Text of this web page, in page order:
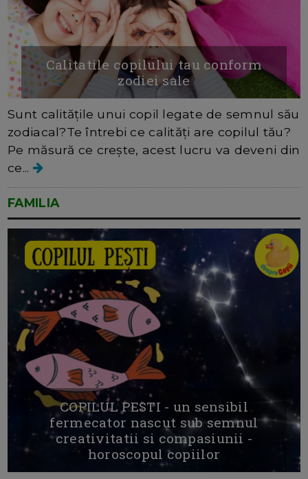
Calitatile copilului tau conform
zodiei sale
Sunt calitățile unui copil legate de semnul său
zodiacal?Te întrebi ce calități are copilul tău?
Pe măsură ce crește, acest lucru va deveni din
ce...
FAMILIA
COPILUL PESTI - un sensibil
fermecator nascut sub semnul
creativitatii si compasiunii -
horoscopul copiilor